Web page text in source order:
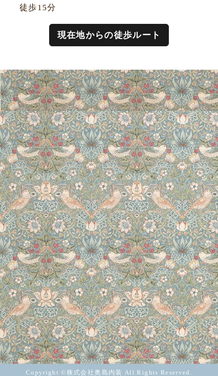
徒歩15分
現在地からの徒歩ルート
Copyright ©株式会社奥島内装 All Rights Reserved.